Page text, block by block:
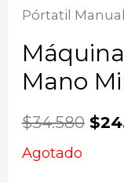
Pórtatil Manual
Mano
$34.580 $
Agotado